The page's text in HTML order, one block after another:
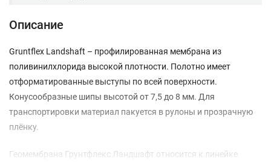
Описание
Gruntflex Landshaft – профилированная мембрана из
поливинилхлорида высокой плотности. Полотно имеет
отформатированные выступы по всей поверхности.
Конусообразные шипы высотой от 7,5 до 8 мм. Для
транспортировки материал пакуется в рулоны и прозрачную
плёнку.
Геомембрана Грунтфлекс Ландшафт относится к линейке